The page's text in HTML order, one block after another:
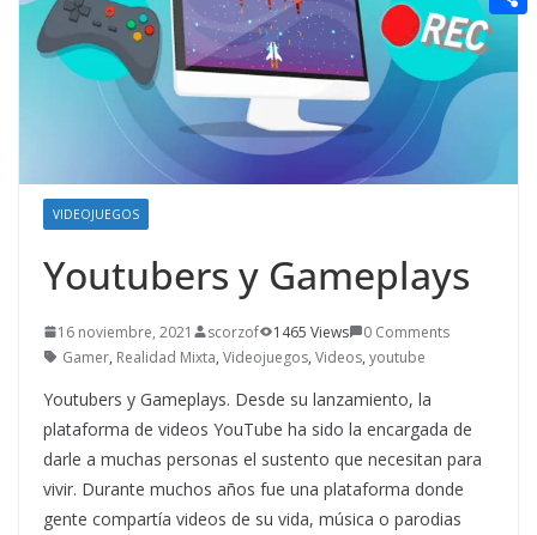
VIDEOJUEGOS
Youtubers y Gameplays
16 noviembre, 2021 scorzof 1465 Views
0 Comments
Gamer, Realidad Mixta, Videojuegos, Videos, youtube
Youtubers y Gameplays. Desde su lanzamiento, la
plataforma de videos YouTube ha sido la encargada de
darle a muchas personas el sustento que necesitan para
vivir. Durante muchos años fue una plataforma donde
gente compartía videos de su vida, música o parodias
n
ge
r
e
r
a
i
eC
o
a